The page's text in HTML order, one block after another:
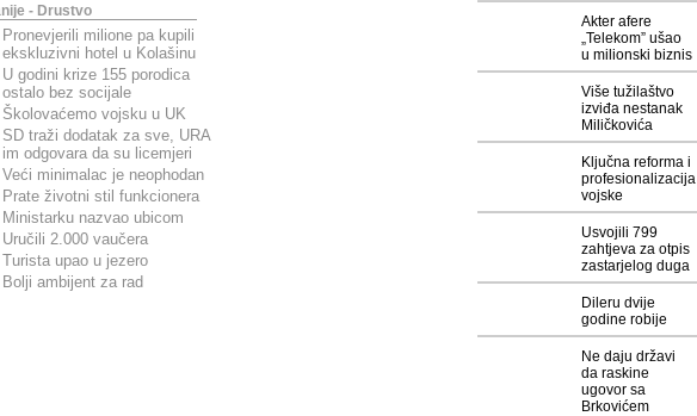
- Drustvo
Pronevjerili milione pa kupili
ekskluzivni hotel u Kolašinu
U godini krize 155 porodica
ostalo bez socijale
Školovaćemo vojsku u UK
SD traži dodatak za sve, URA
im odgovara da su licemjeri
Veći minimalac je neophodan
Prate životni stil funkcionera
Ministarku nazvao ubicom
Uručili 2.000 vaučera
Turista upao u jezero
Bolji ambijent za rad
Akter afere
„Telekom” ušao
u milionski biznis
Više tužilaštvo
izviđa nestanak
Miličkovića
Ključna reforma i
profesionalizacija
vojske
Usvojili 799
zahtjeva za otpis
zastarjelog duga
Dileru dvije
godine robije
Ne daju državi
da raskine
ugovor sa
Brkovićem